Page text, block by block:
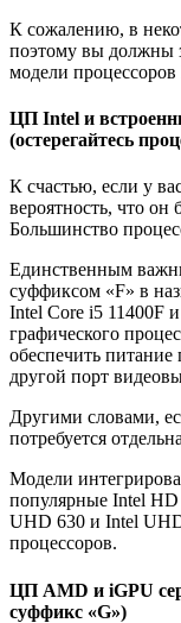
К сожалению, в
поэтому вы должны
модели
ЦП Intel и
(остерегайтесь
К счастью, если у
вероятность, что он
Большинство
Единственным
суффиксом «F» в
Intel Core i5 11400F
графического
обеспечить
другой порт
Другими словами,
потребуется
Модели
популярные Intel HD
UHD 630 и Intel
процессоров.
ЦП AMD и iGPU
суффикс «G»)